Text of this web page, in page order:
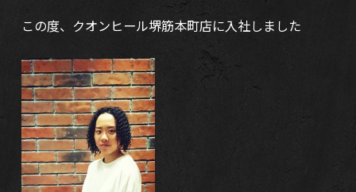
この度、クオンヒール堺筋本町店に入社しました